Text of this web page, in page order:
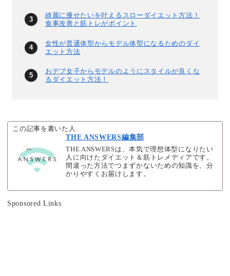
綺麗に痩せたいを叶えるスローダイエット方法！
食事改善と筋トレがポイント
女性が普通体型からモデル体型になるためのダイ
エット方法
おデブ女子からモデルのようにスタイルが良くな
るダイエット方法！
この記事を書いた人
THE ANSWERS編集部
THE ANSWERSは、本気で理想体型になりたい
人に向けたダイエット＆筋トレメディアです。
間違った方法でつまずかないための知識を、分
かりやすくお届けします。
Sponsored Links